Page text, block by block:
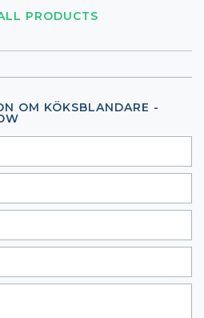
PRODUCTS
OM KÖKSBLANDARE -